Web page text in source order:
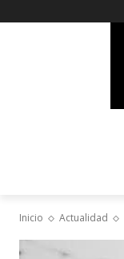
Inicio Actualidad